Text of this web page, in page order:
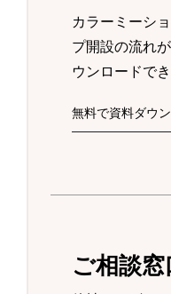
カラーミーシ
プ開設の流れ
ウンロードでき
無料で資料ダウ
ご相談窓